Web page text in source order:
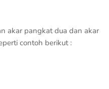
akar pangkat dua dan akar
contoh berikut :